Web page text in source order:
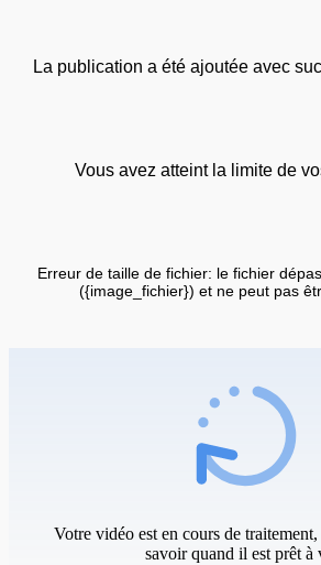
La publication a été ajoutée avec
Vous avez atteint la limite de
Erreur de taille de fichier: le fichier
({image_fichier}) et ne peut pas
Votre vidéo est en cours de
savoir quand il est prêt à